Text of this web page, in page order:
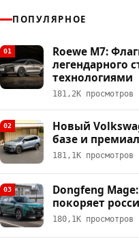
ПОПУЛЯРНОЕ
01
Roewe M7:
легендарного
технологиями
181,2К просмотров
02
Новый
базе и
181,1К просмотров
03
Dongfeng
покоряет
180,1К просмотров